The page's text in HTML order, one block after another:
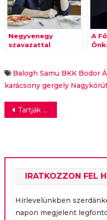
Negyvenegy
szavazattal
főpolgármestere
A
Balogh Samu BKK Bodor
karácsony gergely
Bejegyzés
Tartják a tempót a magyar fizetések
IRATKOZZON FEL
Hírlevelünkben
napon megjelent